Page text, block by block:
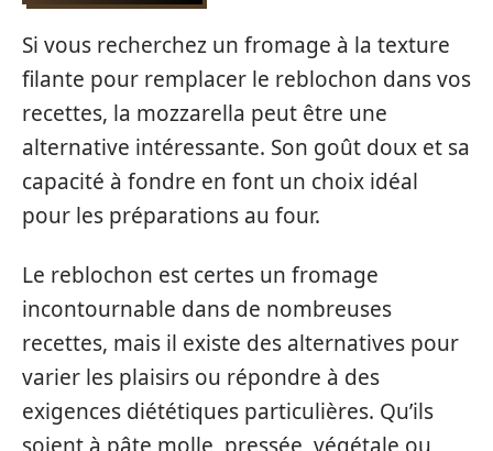
Si vous recherchez un fromage à la texture
filante pour remplacer le reblochon dans vos
recettes, la mozzarella peut être une
alternative intéressante. Son goût doux et sa
capacité à fondre en font un choix idéal
pour les préparations au four.
Le reblochon est certes un fromage
incontournable dans de nombreuses
recettes, mais il existe des alternatives pour
varier les plaisirs ou répondre à des
exigences diététiques particulières. Qu’ils
soient à pâte molle, pressée, végétale ou